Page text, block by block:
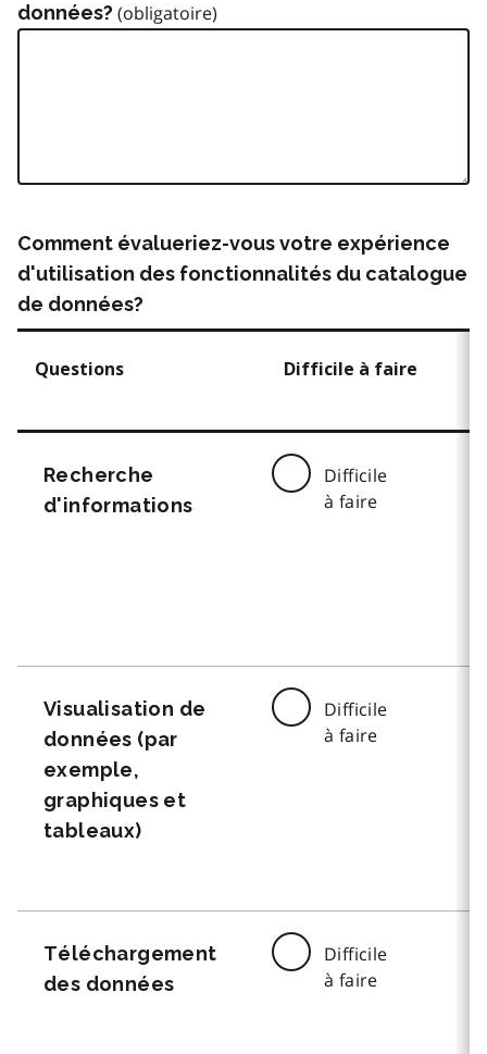
données?
Comment évalueriez-vous votre expérience
d'utilisation des fonctionnalités du catalogue
de données?
Questions Difficile à faire
Recherche
d'informations
Difficile
à faire
Visualisation de
données (par
exemple,
graphiques et
tableaux)
Difficile
à faire
Téléchargement
des données
Difficile
à faire